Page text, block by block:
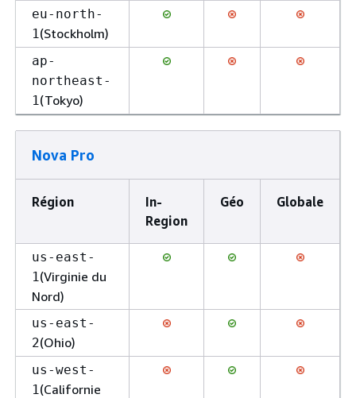
eu-north-
1(Stockholm)
ap-
northeast-
1(Tokyo)
Nova Pro
Région
In-
Region
Géo Globale
us-east-
1(Virginie du
Nord)
us-east-
2(Ohio)
us-west-
1(Californie